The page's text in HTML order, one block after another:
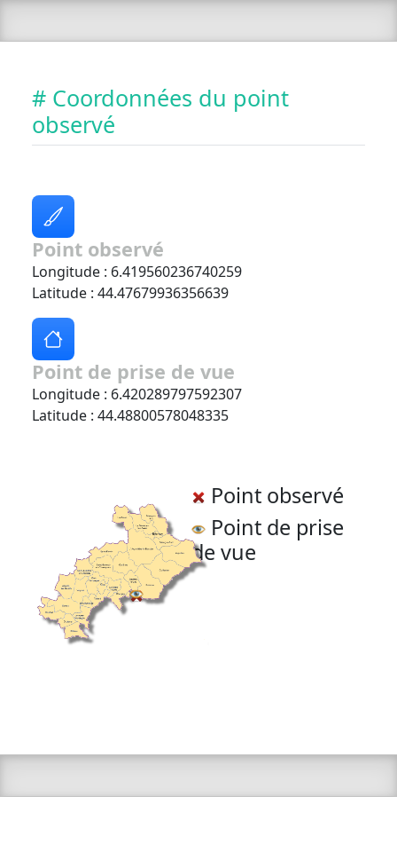
# Coordonnées du point
observé
Point observé
Longitude : 6.419560236740259
Latitude : 44.47679936356639
Point de prise de vue
Longitude : 6.420289797592307
Latitude : 44.48800578048335
Point observé
Point de prise
de vue